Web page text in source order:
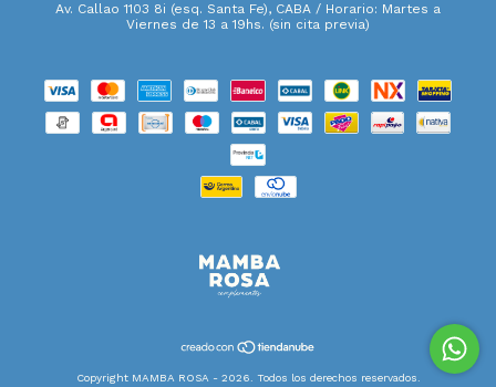
Av. Callao 1103 8i (esq. Santa Fe), CABA / Horario: Martes a
Viernes de 13 a 19hs. (sin cita previa)
Copyright MAMBA ROSA - 2026. Todos los derechos reservados.